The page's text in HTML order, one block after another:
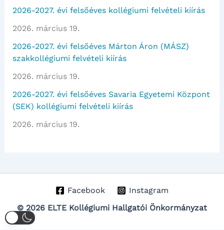
2026-2027. évi felsőéves kollégiumi felvételi kiírás
2026. március 19.
2026-2027. évi felsőéves Márton Áron (MÁSZ)
szakkollégiumi felvételi kiírás
2026. március 19.
2026-2027. évi felsőéves Savaria Egyetemi Központ
(SEK) kollégiumi felvételi kiírás
2026. március 19.
Facebook
Instagram
© 2026 ELTE Kollégiumi Hallgatói Önkormányzat